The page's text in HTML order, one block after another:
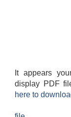
It appears
display PDF
here to